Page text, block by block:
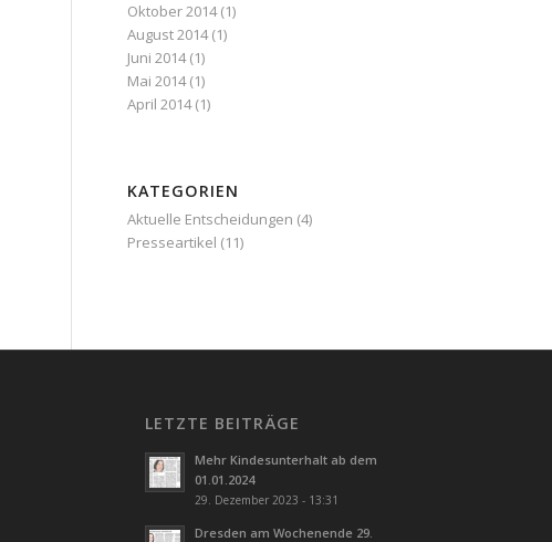
Oktober 2014(1)
August 2014(1)
Juni 2014(1)
Mai 2014(1)
April 2014(1)
KATEGORIEN
Aktuelle Entscheidungen (4)
Presseartikel (11)
LETZTE BEITRÄGE
Mehr Kindesunterhalt ab dem
01.01.2024
29. Dezember 2023 - 13:31
Dresden am Wochenende 29.